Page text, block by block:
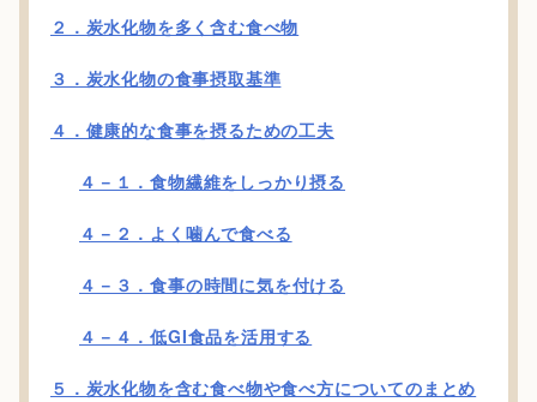
２．炭水化物を多く含む食べ物
３．炭水化物の食事摂取基準
４．健康的な食事を摂るための工夫
４－１．食物繊維をしっかり摂る
４－２．よく噛んで食べる
４－３．食事の時間に気を付ける
４－４．低GI食品を活用する
５．炭水化物を含む食べ物や食べ方についてのまとめ